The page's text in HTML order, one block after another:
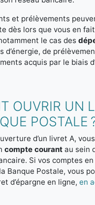
et prélèvements
dès lors que vous en
le cas des
d’énergie, de
acquis par le biais
OUVRIR UN
POSTALE
d’un livret A,
compte courant au sein
Si vos comptes
Banque Postale, vous
d’épargne en ligne, en